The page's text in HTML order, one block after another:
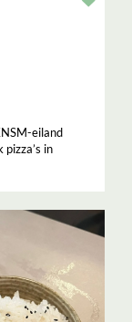
eiland
in